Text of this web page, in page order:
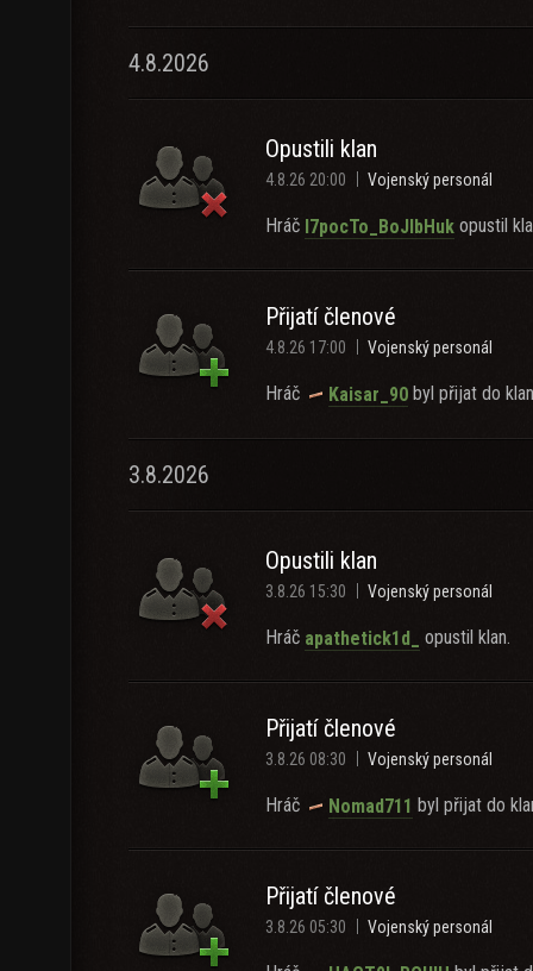
4.8.2026
Opustili klan
4.8.26 20:00 Vojenský personál
Hráč I7pocTo_BoJIbHuk opustil
Přijatí členové
4.8.26 17:00 Vojenský personál
Hráč Kaisar_90 byl přijat do
3.8.2026
Opustili klan
3.8.26 15:30 Vojenský personál
Hráč apathetick1d_ opustil klan.
Přijatí členové
3.8.26 08:30 Vojenský personál
Hráč Nomad711 byl přijat do
Přijatí členové
3.8.26 05:30 Vojenský personál